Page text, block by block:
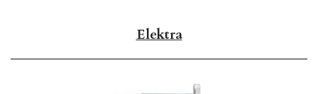
Elektra